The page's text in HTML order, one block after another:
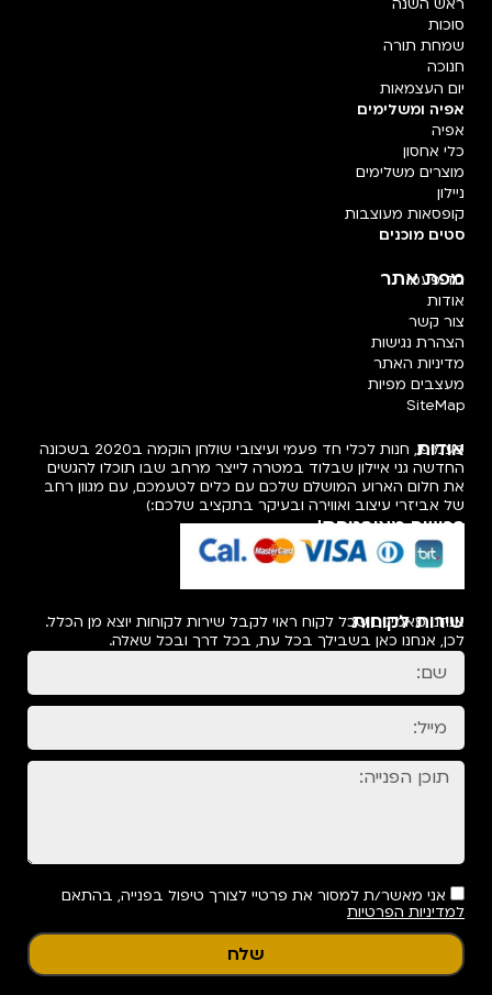
ראש השנה
סוכות
שמחת תורה
חנוכה
יום העצמאות
אפיה ומשלימים
אפיה
כלי אחסון
מוצרים משלימים
ניילון
קופסאות מעוצבות
סטים מוכנים
מפת אתר
חד פעמי
אודות
צור קשר
הצהרת נגישות
מדיניות האתר
מעצבים מפיות
SiteMap
אודות
פעמיפו, חנות לכלי חד פעמי ועיצובי שולחן הוקמה ב2020 בשכונה
החדשה גני איילון שבלוד במטרה לייצר מרחב שבו תוכלו להגשים
את חלום הארוע המושלם שלכם עם כלים לטעמכם, עם מגוון רחב
של אביזרי עיצוב ואווירה ובעיקר בתקציב שלכם:)
רכישה מאובטחת!
שירות לקוחות
אנחנו מאמינים שכל לקוח ראוי לקבל שירות לקוחות יוצא מן הכלל.
לכן, אנחנו כאן בשבילך בכל עת, בכל דרך ובכל שאלה.
אני מאשר/ת למסור את פרטיי לצורך טיפול בפנייה, בהתאם
למדיניות הפרטיות
שלח